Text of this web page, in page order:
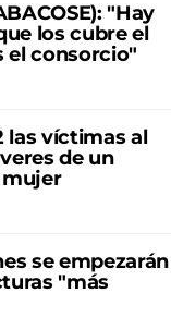
"Hay
los cubre el
el consorcio"
las víctimas al
de un
se empezarán
"más